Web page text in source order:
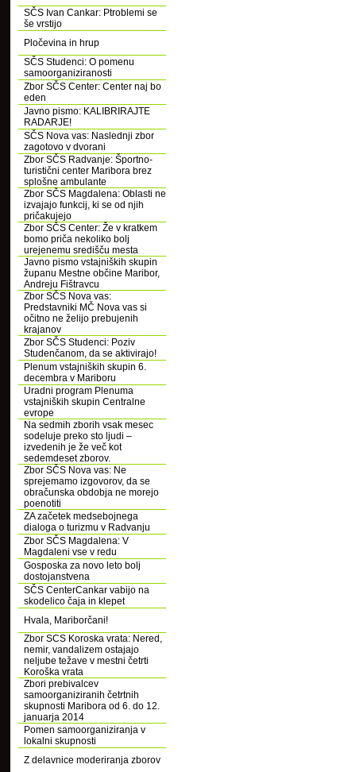
SČS Ivan Cankar: Ptroblemi se
še vrstijo
Pločevina in hrup
SČS Studenci: O pomenu
samoorganiziranosti
Zbor SČS Center: Center naj bo
eden
Javno pismo: KALIBRIRAJTE
RADARJE!
SČS Nova vas: Naslednji zbor
zagotovo v dvorani
Zbor SČS Radvanje: Športno-
turistični center Maribora brez
splošne ambulante
Zbor SČS Magdalena: Oblasti ne
izvajajo funkcij, ki se od njih
pričakujejo
Zbor SČS Center: Že v kratkem
bomo priča nekoliko bolj
urejenemu središču mesta
Javno pismo vstajniških skupin
županu Mestne občine Maribor,
Andreju Fištravcu
Zbor SČS Nova vas:
Predstavniki MČ Nova vas si
očitno ne želijo prebujenih
krajanov
Zbor SČS Studenci: Poziv
Studenčanom, da se aktivirajo!
Plenum vstajniških skupin 6.
decembra v Mariboru
Uradni program Plenuma
vstajniških skupin Centralne
evrope
Na sedmih zborih vsak mesec
sodeluje preko sto ljudi –
izvedenih je že več kot
sedemdeset zborov.
Zbor SČS Nova vas: Ne
sprejemamo izgovorov, da se
obračunska obdobja ne morejo
poenotiti
ZA začetek medsebojnega
dialoga o turizmu v Radvanju
Zbor SČS Magdalena: V
Magdaleni vse v redu
Gosposka za novo leto bolj
dostojanstvena
SČS CenterCankar vabijo na
skodelico čaja in klepet
Hvala, Mariborčani!
Zbor SCS Koroska vrata: Nered,
nemir, vandalizem ostajajo
neljube težave v mestni četrti
Koroška vrata
Zbori prebivalcev
samoorganiziranih četrtnih
skupnosti Maribora od 6. do 12.
januarja 2014
Pomen samoorganiziranja v
lokalni skupnosti
Z delavnice moderiranja zborov